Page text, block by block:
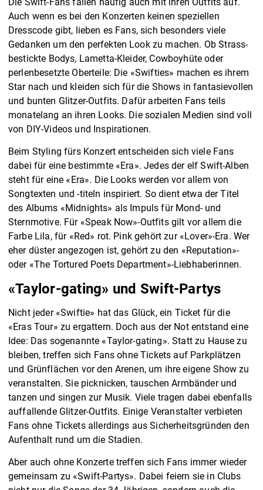
Auch wenn es bei den Konzerten keinen speziellen
Dresscode gibt, lieben es Fans, sich besonders viele
Gedanken um den perfekten Look zu machen. Ob Strass-
bestickte Bodys, Lametta-Kleider, Cowboyhüte oder
perlenbesetzte Oberteile: Die «Swifties» machen es ihrem
Star nach und kleiden sich für die Shows in fantasievollen
und bunten Glitzer-Outfits. Dafür arbeiten Fans teils
monatelang an ihren Looks. Die sozialen Medien sind voll
von DIY-Videos und Inspirationen.
Beim Styling fürs Konzert entscheiden sich viele Fans
dabei für eine bestimmte «Era». Jedes der elf Swift-Alben
steht für eine «Era». Die Looks werden vor allem von
Songtexten und -titeln inspiriert. So dient etwa der Titel
des Albums «Midnights» als Impuls für Mond- und
Sternmotive. Für «Speak Now»-Outfits gilt vor allem die
Farbe Lila, für «Red» rot. Pink gehört zur «Lover»-Era. Wer
eher düster angezogen ist, gehört zu den «Reputation»-
oder «The Tortured Poets Department»-Liebhaberinnen.
«Taylor-gating» und Swift-Partys
Nicht jeder «Swiftie» hat das Glück, ein Ticket für die
«Eras Tour» zu ergattern. Doch aus der Not entstand eine
Idee: Das sogenannte «Taylor-gating». Statt zu Hause zu
bleiben, treffen sich Fans ohne Tickets auf Parkplätzen
und Grünflächen vor den Arenen, um ihre eigene Show zu
veranstalten. Sie picknicken, tauschen Armbänder und
tanzen und singen zur Musik. Viele tragen dabei ebenfalls
auffallende Glitzer-Outfits. Einige Veranstalter verbieten
Fans ohne Tickets allerdings aus Sicherheitsgründen den
Aufenthalt rund um die Stadien.
Aber auch ohne Konzerte treffen sich Fans immer wieder
gemeinsam zu «Swift-Partys». Dabei feiern sie in Clubs